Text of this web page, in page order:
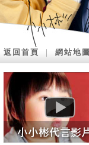
返回首頁 網站地圖